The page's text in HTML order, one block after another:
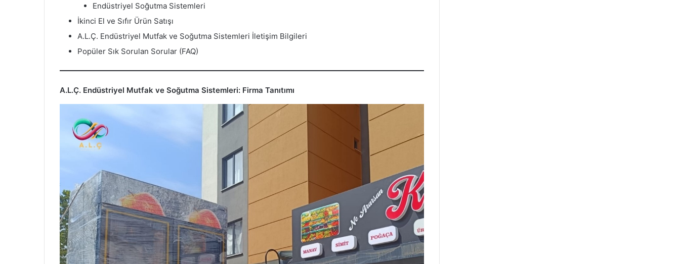
Endüstriyel Soğutma Sistemleri
İkinci El ve Sıfır Ürün Satışı
A.L.Ç. Endüstriyel Mutfak ve Soğutma Sistemleri İletişim Bilgileri
Popüler Sık Sorulan Sorular (FAQ)
A.L.Ç. Endüstriyel Mutfak ve Soğutma Sistemleri: Firma Tanıtımı